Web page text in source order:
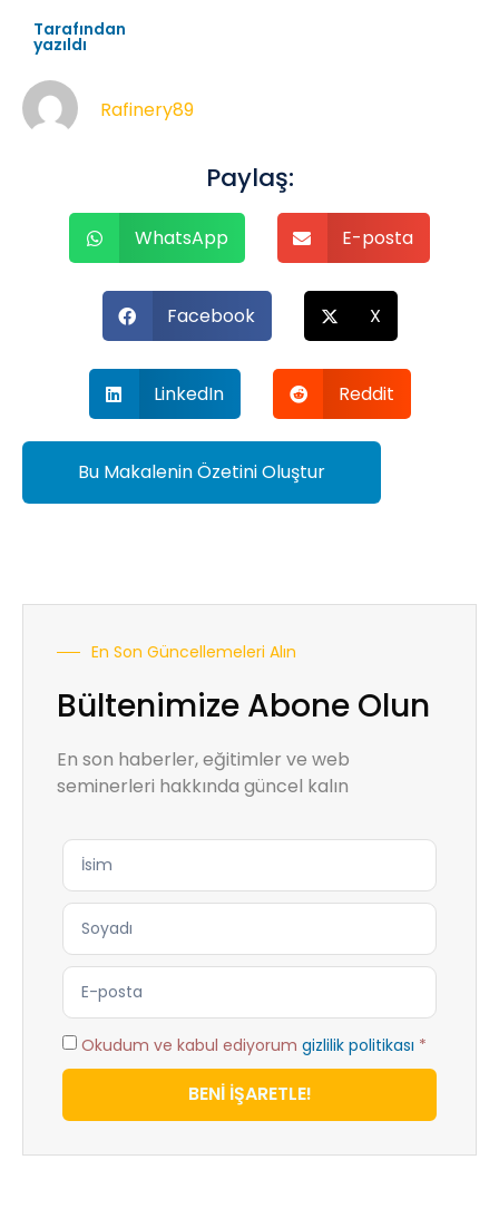
Tarafından
yazıldı
Rafinery89
Paylaş:
WhatsApp E-posta
Facebook X
LinkedIn Reddit
Bu Makalenin Özetini Oluştur
En Son Güncellemeleri Alın
Bültenimize Abone Olun
En son haberler, eğitimler ve web
seminerleri hakkında güncel kalın
Okudum ve kabul ediyorum gizlilik politikası *
BENİ İŞARETLE!